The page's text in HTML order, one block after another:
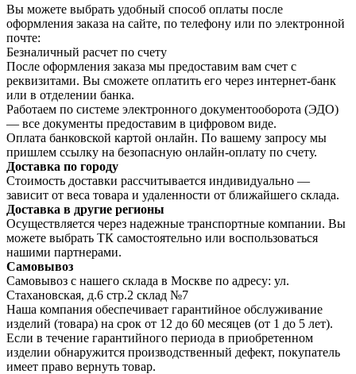
Вы можете выбрать удобный способ оплаты после
оформления заказа на сайте, по телефону или по электронной
почте:
Безналичный расчет по счету
После оформления заказа мы предоставим вам счет с
реквизитами. Вы сможете оплатить его через интернет-банк
или в отделении банка.
Работаем по системе электронного документооборота (ЭДО)
— все документы предоставим в цифровом виде.
Оплата банковской картой онлайн. По вашему запросу мы
пришлем ссылку на безопасную онлайн-оплату по счету.
Доставка по городу
Стоимость доставки рассчитывается индивидуально —
зависит от веса товара и удаленности от ближайшего склада.
Доставка в другие регионы
Осуществляется через надежные транспортные компании. Вы
можете выбрать ТК самостоятельно или воспользоваться
нашими партнерами.
Самовывоз
Самовывоз с нашего склада в Москве по адресу: ул.
Стахановская, д.6 стр.2 склад №7
Наша компания обеспечивает гарантийное обслуживание
изделий (товара) на срок от 12 до 60 месяцев (от 1 до 5 лет).
Если в течение гарантийного периода в приобретенном
изделии обнаружится производственный дефект, покупатель
имеет право вернуть товар.